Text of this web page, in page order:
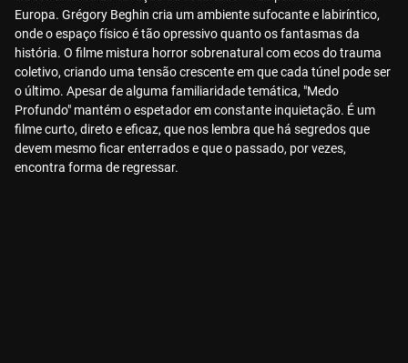
Europa. Grégory Beghin cria um ambiente sufocante e labiríntico,
onde o espaço físico é tão opressivo quanto os fantasmas da
história. O filme mistura horror sobrenatural com ecos do trauma
coletivo, criando uma tensão crescente em que cada túnel pode ser
o último. Apesar de alguma familiaridade temática, "Medo
Profundo" mantém o espetador em constante inquietação. É um
filme curto, direto e eficaz, que nos lembra que há segredos que
devem mesmo ficar enterrados e que o passado, por vezes,
encontra forma de regressar.